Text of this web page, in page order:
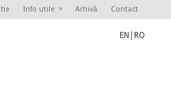
Info utile Arhivă Contact
EN RO